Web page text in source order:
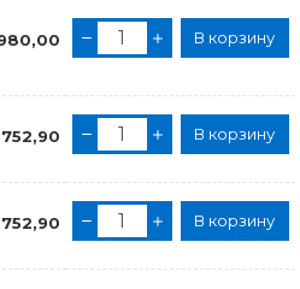
В корзину
752,90 В корзину
752,90 В корзину